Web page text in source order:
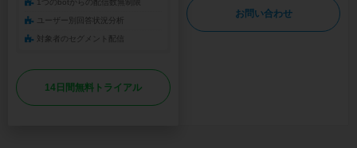
1つのbotからの配信数無制限
ユーザー別回答状況分析
対象者のセグメント配信
14日間無料トライアル
お問い合わせ